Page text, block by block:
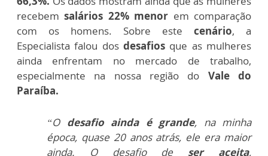
recebemsalários 22% menor em comparação
com os homens. Sobre este cenário, a
Especialista falou dos desafios que as mulheres
ainda enfrentam no mercado de trabalho,
especialmente na nossa região do Vale do
Paraíba.
“O desafio ainda é grande, na minha
época, quase 20 anos atrás, ele era maior
ainda. O desafio de ser aceita,